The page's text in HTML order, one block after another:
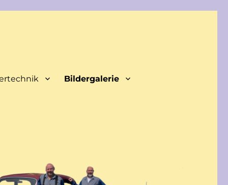
Bildergalerie